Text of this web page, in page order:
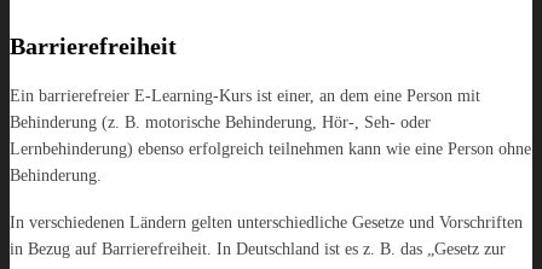
Barrierefreiheit
Ein barrierefreier E-Learning-Kurs ist einer, an dem eine Person mit
Behinderung (z. B. motorische Behinderung, Hör-, Seh- oder
Lernbehinderung) ebenso erfolgreich teilnehmen kann wie eine Person ohne
Behinderung.
In verschiedenen Ländern gelten unterschiedliche Gesetze und Vorschriften
in Bezug auf Barrierefreiheit. In Deutschland ist es z. B. das „Gesetz zur